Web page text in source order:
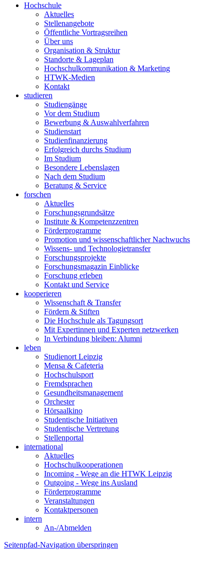
Hochschule
Aktuelles
Stellenangebote
Öffentliche Vortragsreihen
Über uns
Organisation & Struktur
Standorte & Lageplan
Hochschulkommunikation & Marketing
HTWK-Medien
Kontakt
studieren
Studiengänge
Vor dem Studium
Bewerbung & Auswahlverfahren
Studienstart
Studienfinanzierung
Erfolgreich durchs Studium
Im Studium
Besondere Lebenslagen
Nach dem Studium
Beratung & Service
forschen
Aktuelles
Forschungsgrundsätze
Institute & Kompetenzzentren
Förderprogramme
Promotion und wissenschaftlicher Nachwuchs
Wissens- und Technologietransfer
Forschungsprojekte
Forschungsmagazin Einblicke
Forschung erleben
Kontakt und Service
kooperieren
Wissenschaft & Transfer
Fördern & Stiften
Die Hochschule als Tagungsort
Mit Expertinnen und Experten netzwerken
In Verbindung bleiben: Alumni
leben
Studienort Leipzig
Mensa & Cafeteria
Hochschulsport
Fremdsprachen
Gesundheitsmanagement
Orchester
Hörsaalkino
Studentische Initiativen
Studentische Vertretung
Stellenportal
international
Aktuelles
Hochschulkooperationen
Incoming - Wege an die HTWK Leipzig
Outgoing - Wege ins Ausland
Förderprogramme
Veranstaltungen
Kontaktpersonen
intern
An-/Abmelden
Seitenpfad-Navigation überspringen